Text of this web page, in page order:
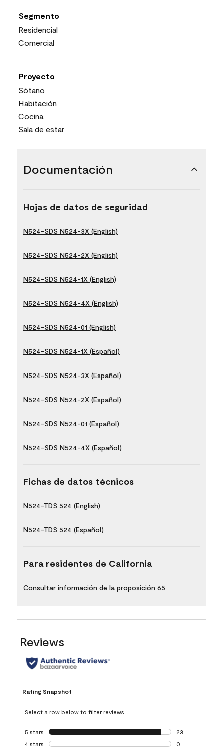
Segmento
Residencial
Comercial
Proyecto
Sótano
Habitación
Cocina
Sala de estar
Documentación
Hojas de datos de seguridad
N524-SDS N524-3X (English)
N524-SDS N524-2X (English)
N524-SDS N524-1X (English)
N524-SDS N524-4X (English)
N524-SDS N524-01 (English)
N524-SDS N524-1X (Español)
N524-SDS N524-3X (Español)
N524-SDS N524-2X (Español)
N524-SDS N524-01 (Español)
N524-SDS N524-4X (Español)
Fichas de datos técnicos
N524-TDS 524 (English)
N524-TDS 524 (Español)
Para residentes de California
Consultar información de la proposición 65
Reviews
Rating Snapshot
Select a row below to filter reviews.
5 stars stars
23
23 reviews with
4 stars stars
0